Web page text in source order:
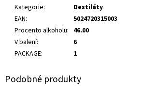
Kategorie:
Destiláty
EAN:
5024720315003
Procento alkoholu: 46.00
V balení:
6
PACKAGE: 1